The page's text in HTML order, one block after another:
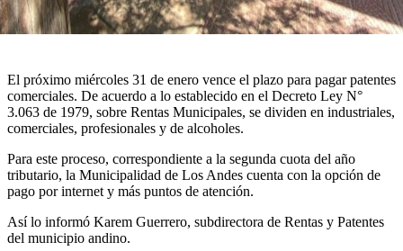
El próximo miércoles 31 de enero vence el plazo para pagar patentes
comerciales. De acuerdo a lo establecido en el Decreto Ley N°
3.063 de 1979, sobre Rentas Municipales, se dividen en industriales,
comerciales, profesionales y de alcoholes.
Para este proceso, correspondiente a la segunda cuota del año
tributario, la Municipalidad de Los Andes cuenta con la opción de
pago por internet y más puntos de atención.
Así lo informó Karem Guerrero, subdirectora de Rentas y Patentes
del municipio andino.